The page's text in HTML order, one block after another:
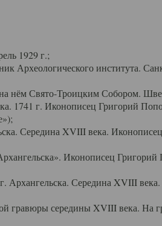
1929 г.;
Археологического института.
нём Свято-Троицким Собором.
1741 г. Иконописец Григорий
Середина XVIII века.
Иконописец Григорий
Архангельска. Середина XVIII
гравюры середины XVIII века. На